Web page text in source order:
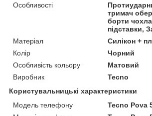
Особливості
тримач
борти
підставки,
Матеріал
Силікон +
Колір
Чорний
Особливість кольору
Матовий
Виробник
Tecno
Користувальницькі характеристики
Модель телефону
Tecno Pova